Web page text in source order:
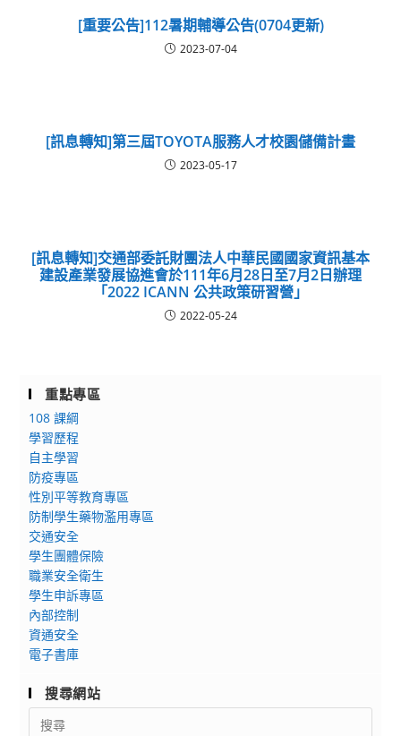
[重要公告]112暑期輔導公告(0704更新)
2023-07-04
[訊息轉知]第三屆TOYOTA服務人才校園儲備計畫
2023-05-17
[訊息轉知]交通部委託財團法人中華民國國家資訊基本
建設產業發展協進會於111年6月28日至7月2日辦理
「2022 ICANN 公共政策研習營」
2022-05-24
重點專區
108 課綱
學習歷程
自主學習
防疫專區
性別平等教育專區
防制學生藥物濫用專區
交通安全
學生團體保險
職業安全衛生
學生申訴專區
內部控制
資通安全
電子書庫
搜尋網站
Search